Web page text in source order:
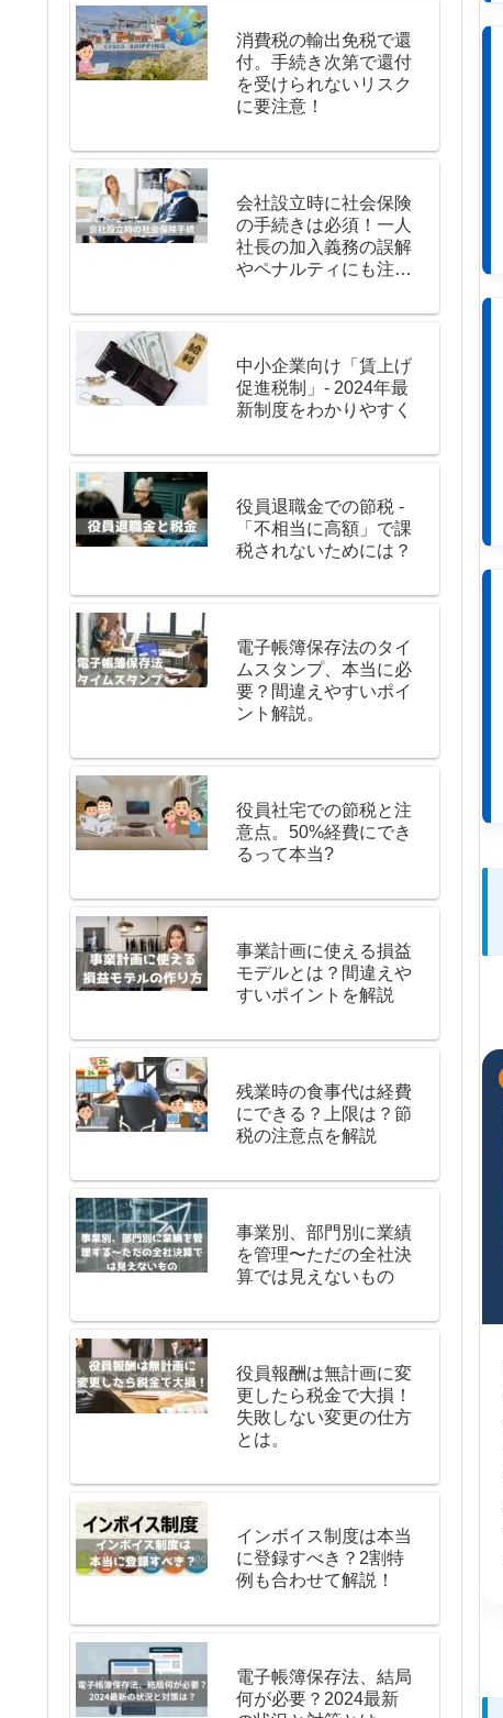
消費税の輸出免税で還
付。手続き次第で還付
を受けられないリスク
に要注意！
会社設立時に社会保険
の手続きは必須！一人
社長の加入義務の誤解
やペナルティにも注
中小企業向け「賃上げ
促進税制」- 2024年最
新制度をわかりやすく
役員退職金での節税 -
「不相当に高額」で課
税されないためには？
電子帳簿保存法のタイ
ムスタンプ、本当に必
要？間違えやすいポイ
ント解説。
役員社宅での節税と注
意点。50%経費にでき
るって本当?
事業計画に使える損益
モデルとは？間違えや
すいポイントを解説
残業時の食事代は経費
にできる？上限は？節
税の注意点を解説
事業別、部門別に業績
を管理〜ただの全社決
算では見えないもの
役員報酬は無計画に変
更したら税金で大損！
失敗しない変更の仕方
とは。
インボイス制度は本当
に登録すべき？2割特
例も合わせて解説！
電子帳簿保存法、結局
何が必要？2024最新